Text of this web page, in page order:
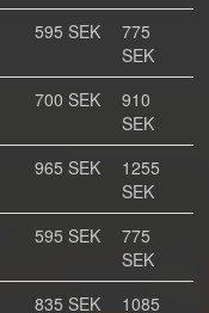
595 SEK
775
SEK
700 SEK
910
SEK
965 SEK
1255
SEK
595 SEK
775
SEK
835 SEK 1085